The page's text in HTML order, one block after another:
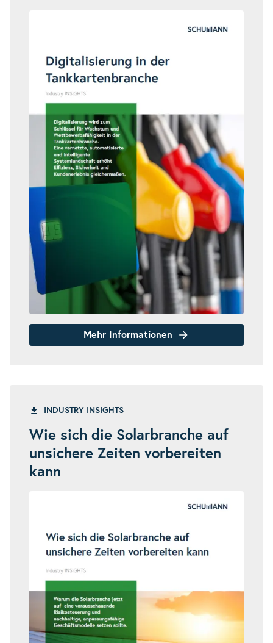
Mehr Informationen
INDUSTRY INSIGHTS
Wie sich die Solarbranche auf
unsichere Zeiten vorbereiten
kann